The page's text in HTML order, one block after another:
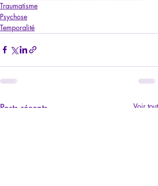
Traumatisme
Psychose
Temporalité
Posts récents Voir tout